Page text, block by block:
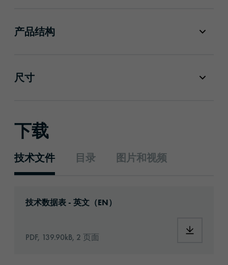
产品结构
尺寸
下载
技术文件 目录 图片和视频
技术数据表 - 英文（EN）
PDF, 139.90kB, 2 页面